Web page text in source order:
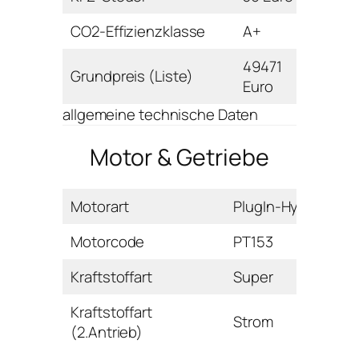
CO2-Effizienzklasse
A+
Grundpreis (Liste)
49471
Euro
allgemeine technische Daten
Motor & Getriebe
Motorart
PlugIn-Hybrid
Motorcode
PT153
Kraftstoffart
Super
Kraftstoffart
(2.Antrieb)
Strom